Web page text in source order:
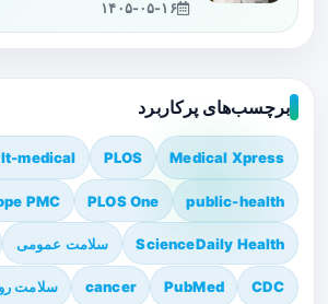
۱۴۰۵-۰۵-۱۶
برچسب‌های پرکاربرد
Medical Xpress
PLOS
medical
public-health
PLOS One
PMC
ScienceDaily Health سلامت عمومی
CDC
PubMed
cancer سلامت